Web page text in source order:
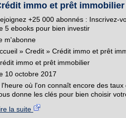
immo et prêt
+25 000 abonnés : Inscrivez-
5 ebooks pour bien investir
m'abonne
» Credit » Crédit immo et prêt
immo et prêt immobilier
10 octobre 2017
l'heure où l'on connaît encore des
donne les clés pour bien choisir
la suite